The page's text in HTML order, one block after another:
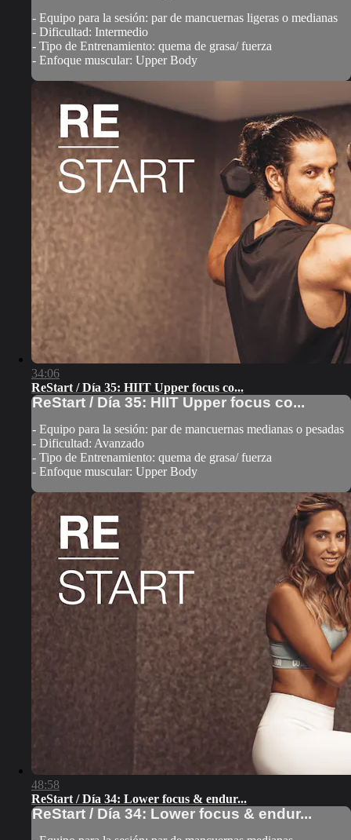
- Equipo para la sesión: par de mancuernas ligeras o medianas
- Dificultad: Intermedio
- Tipo de Entrenamiento: quema de grasa/ fuerza
- Enfoque muscular: Upper Body
34:06
ReStart / Día 35: HIIT Upper focus co...
ReStart / Día 35: HIIT Upper focus co...
- Equipo para la sesión: par de mancuernas medianas o pesadas
- Dificultad: Avanzado
- Tipo de Entrenamiento: quema de grasa/ fuerza
- Enfoque muscular: Upper Body
48:58
ReStart / Día 34: Lower focus & endur...
ReStart / Día 34: Lower focus & endur...